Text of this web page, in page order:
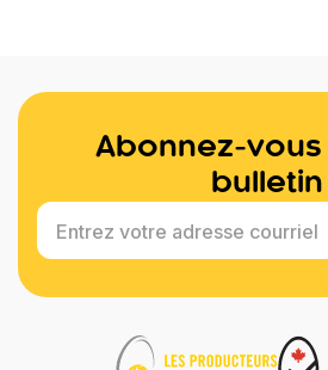
Abonnez-vous
bulletin
Entrez votre adresse courriel